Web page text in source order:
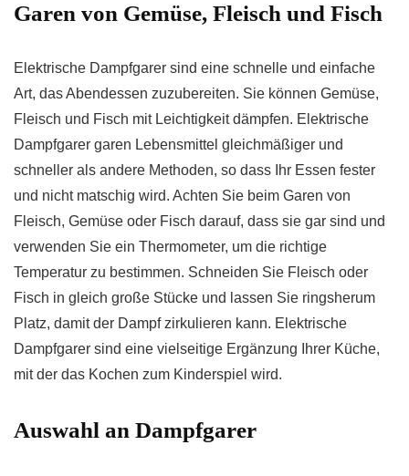
Garen von Gemüse, Fleisch und Fisch
Elektrische Dampfgarer sind eine schnelle und einfache
Art, das Abendessen zuzubereiten. Sie können Gemüse,
Fleisch und Fisch mit Leichtigkeit dämpfen. Elektrische
Dampfgarer garen Lebensmittel gleichmäßiger und
schneller als andere Methoden, so dass Ihr Essen fester
und nicht matschig wird. Achten Sie beim Garen von
Fleisch, Gemüse oder Fisch darauf, dass sie gar sind und
verwenden Sie ein Thermometer, um die richtige
Temperatur zu bestimmen. Schneiden Sie Fleisch oder
Fisch in gleich große Stücke und lassen Sie ringsherum
Platz, damit der Dampf zirkulieren kann. Elektrische
Dampfgarer sind eine vielseitige Ergänzung Ihrer Küche,
mit der das Kochen zum Kinderspiel wird.
Auswahl an Dampfgarer